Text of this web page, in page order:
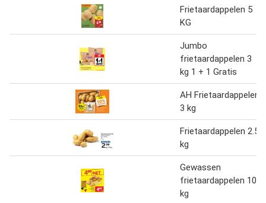
Frietaardappelen 5
KG
Jumbo
frietaardappelen 3
kg 1 + 1 Gratis
AH Frietaardappelen
3 kg
Frietaardappelen 2.5
kg
Gewassen
frietaardappelen 10
kg